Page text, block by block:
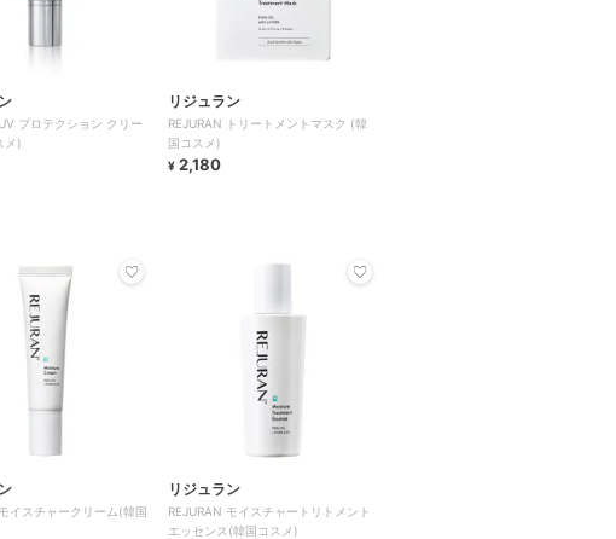
プロテクション クリー
メ)
リジュラン
REJURAN トリートメントマスク (韓
国コスメ)
¥ 2,180
イスチャークリーム(韓国
リジュラン
REJURAN モイスチャートリトメント
エッセンス(韓国コスメ)